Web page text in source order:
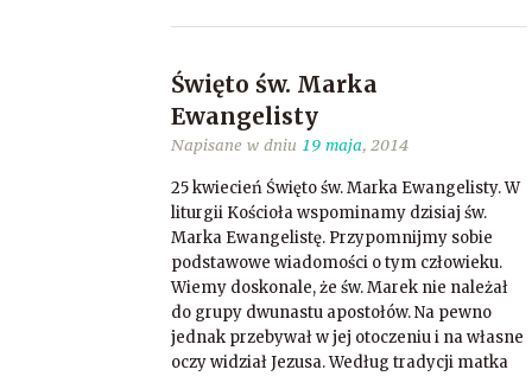
Święto św. Marka
Ewangelisty
Napisane w dniu 19 maja, 2014
25 kwiecień Święto św. Marka Ewangelisty. W
liturgii Kościoła wspominamy dzisiaj św.
Marka Ewangelistę. Przypomnijmy sobie
podstawowe wiadomości o tym człowieku.
Wiemy doskonale, że św. Marek nie należał
do grupy dwunastu apostołów. Na pewno
jednak przebywał w jej otoczeniu i na własne
oczy widział Jezusa. Według tradycji matka